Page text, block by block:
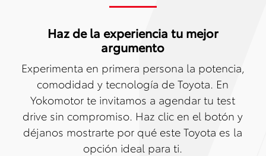
Haz de la experiencia tu mejor
argumento
Experimenta en primera persona la potencia,
comodidad y tecnología de Toyota. En
Yokomotor te invitamos a agendar tu test
drive sin compromiso. Haz clic en el botón y
déjanos mostrarte por qué este Toyota es la
opción ideal para ti.